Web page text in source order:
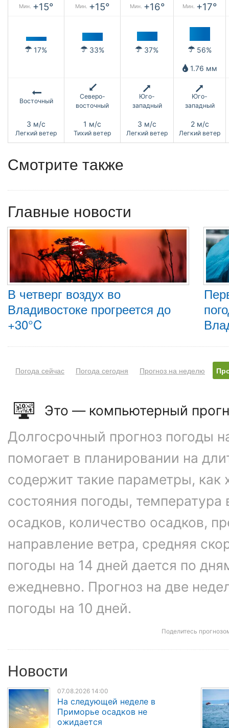
Мин. +15° Мин. +15° Мин. +16° Мин. +17°
17% 33% 37% 56%
1.76 мм
Восточный
Северо-
восточный
Юго-
западный
Юго-
западный
3 м/с
Легкий ветер
1 м/с
Тихий ветер
3 м/с
Легкий ветер
2 м/с
Легкий ветер
Смотрите также
Главные новости
В четверг воздух во
Владивостоке прогреется до
+30°C
Погода сейчас Погода сегодня Прогноз на неделю
Это — компьютерный
Долгосрочный прогноз погоды
помогает в планировании на
содержит такие параметры, как
состояния погоды, температура
осадков, количество осадков,
направление ветра, средняя
погоды на 14 дней дается по
ежедневно. Прогноз на две
погоды на 10 дней.
Поделитесь
Новости
07.08.2026 14:00
На следующей неделе в
Приморье осадков не
ожидается